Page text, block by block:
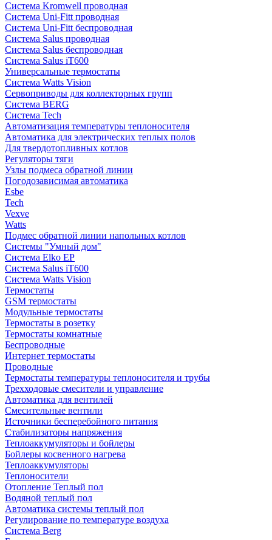
Система Kromwell проводная
Система Uni-Fitt проводная
Система Uni-Fitt беспроводная
Система Salus проводная
Система Salus беспроводная
Система Salus iT600
Универсальные термостаты
Система Watts Vision
Сервоприводы для коллекторных групп
Система BERG
Система Tech
Автоматизация температуры теплоносителя
Автоматика для электрических теплых полов
Для твердотопливных котлов
Регуляторы тяги
Узлы подмеса обратной линии
Погодозависимая автоматика
Esbe
Tech
Vexve
Watts
Подмес обратной линии напольных котлов
Системы "Умный дом"
Система Elko EP
Система Salus iT600
Система Watts Vision
Термостаты
GSM термостаты
Модульные термостаты
Термостаты в розетку
Термостаты комнатные
Беспроводные
Интернет термостаты
Проводные
Термостаты температуры теплоносителя и трубы
Трехходовые смесители и управление
Автоматика для вентилей
Смесительные вентили
Источники бесперебойного питания
Стабилизаторы напряжения
Теплоаккумуляторы и бойлеры
Бойлеры косвенного нагрева
Теплоаккумуляторы
Теплоносители
Отопление Теплый пол
Водяной теплый пол
Автоматика системы теплый пол
Регулирование по температуре воздуха
Система Berg